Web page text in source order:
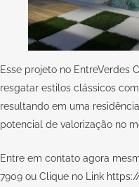
Esse projeto no EntreVerdes
resgatar estilos clássicos
resultando em uma
potencial de valorização no
Entre em contato agora
7909 ou Clique no Link